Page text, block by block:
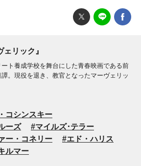
ェリック』
ト養成学校を舞台にした青春映画である前
。現役を退き、教官となったマーヴェリッ
コシンスキー
ーズ
マイルズ･テラー
ー・コネリー
エド・ハリス
ルマー